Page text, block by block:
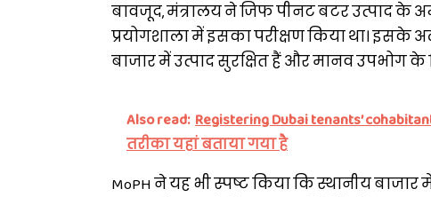
बावजूद, मंत्रालय ने जिफ पीनट बटर उत्पाद के
प्रयोगशाला में इसका परीक्षण किया था। इसके
बाजार में उत्पाद सुरक्षित हैं और मानव उपभोग के
Also read: Registering Dubai tenants’
तरीका यहां बताया गया है
MoPH ने यह भी स्पष्ट किया कि स्थानीय